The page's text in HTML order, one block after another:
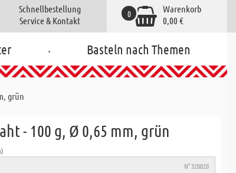
Schnellbestellung
Service & Kontakt
Warenkorb
0,00 €
0
. Basteln nach Themen
grün
- 100 g, Ø 0,65 mm, grün
N° 320020